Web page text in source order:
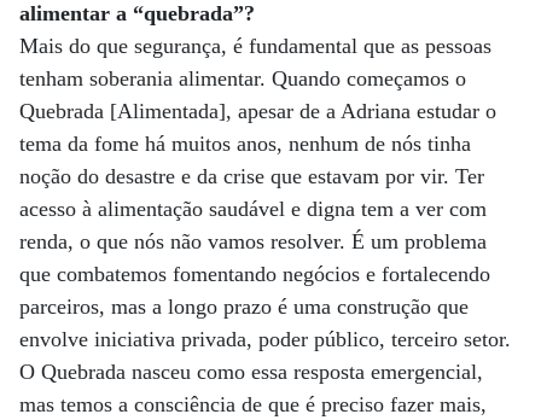
alimentar a “quebrada”?
Mais do que segurança, é fundamental que as pessoas
tenham soberania alimentar. Quando começamos o
Quebrada [Alimentada], apesar de a Adriana estudar o
tema da fome há muitos anos, nenhum de nós tinha
noção do desastre e da crise que estavam por vir. Ter
acesso à alimentação saudável e digna tem a ver com
renda, o que nós não vamos resolver. É um problema
que combatemos fomentando negócios e fortalecendo
parceiros, mas a longo prazo é uma construção que
envolve iniciativa privada, poder público, terceiro setor.
O Quebrada nasceu como essa resposta emergencial,
mas temos a consciência de que é preciso fazer mais,